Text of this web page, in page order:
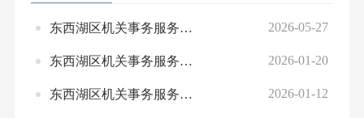
东西湖区机关事务服务中心2025年度预算绩效自评及结果 2026-05-27
东西湖区机关事务服务中心2026年预算公开 2026-01-20
东西湖区机关事务服务中心2025年部门预算绩效运行监控情况统计表公开 2026-01-12